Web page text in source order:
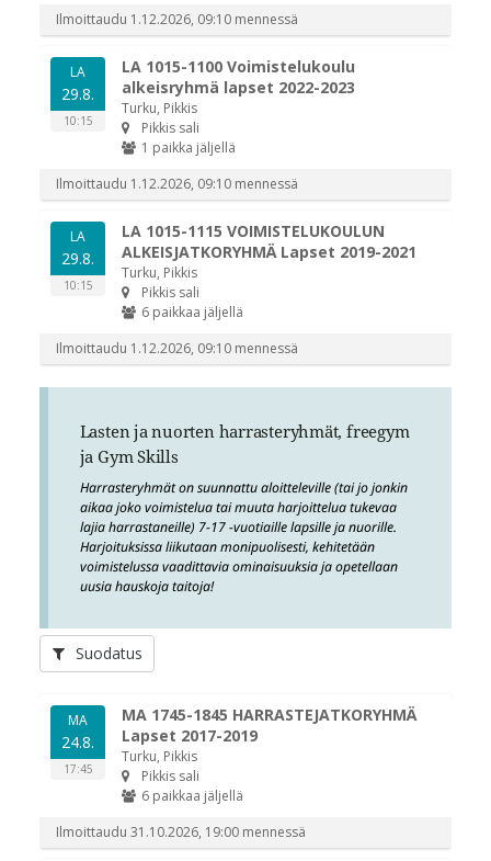
Lasten ja nuorten harrasteryhmät, freegym
ja Gym Skills
Harrasteryhmät on suunnattu aloitteleville (tai jo jonkin
aikaa joko voimistelua tai muuta harjoittelua tukevaa
lajia harrastaneille) 7-17 -vuotiaille lapsille ja nuorille.
Harjoituksissa liikutaan monipuolisesti, kehitetään
voimistelussa vaadittavia ominaisuuksia ja opetellaan
uusia hauskoja taitoja!